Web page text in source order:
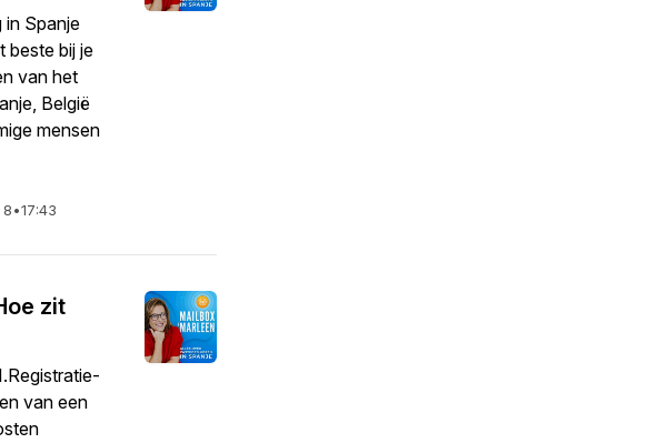
in Spanje
beste bij je
van het
België
mensen
8•17:43
zit
van een